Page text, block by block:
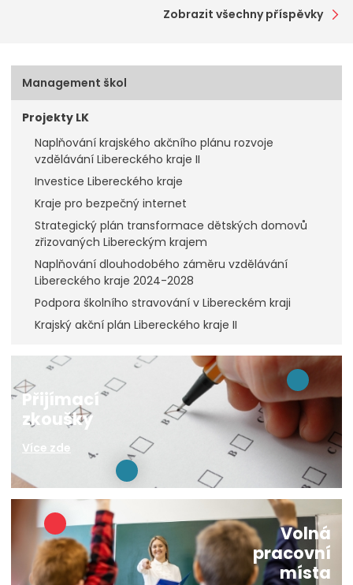
Zobrazit všechny příspěvky
Management škol
Projekty LK
Naplňování krajského akčního plánu rozvoje
vzdělávání Libereckého kraje II
Investice Libereckého kraje
Kraje pro bezpečný internet
Strategický plán transformace dětských domovů
zřizovaných Libereckým krajem
Naplňování dlouhodobého záměru vzdělávání
Libereckého kraje 2024-2028
Podpora školního stravování v Libereckém kraji
Krajský akční plán Libereckého kraje II
Přijímací
zkoušky
Více zde
Volná
pracovní
místa